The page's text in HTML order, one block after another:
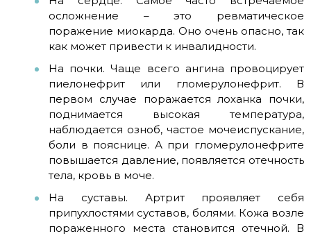
осложнение – это ревматическое
поражение миокарда. Оно очень опасно, так
как может привести к инвалидности.
На почки. Чаще всего ангина провоцирует
пиелонефрит или гломерулонефрит. В
первом случае поражается лоханка почки,
поднимается высокая температура,
наблюдается озноб, частое мочеиспускание,
боли в пояснице. А при гломерулонефрите
повышается давление, появляется отечность
тела, кровь в моче.
На суставы. Артрит проявляет себя
припухлостями суставов, болями. Кожа возле
пораженного места становится отечной. В